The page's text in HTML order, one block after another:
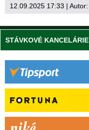
12.09.2025 17:33 | Autor:
STÁVKOVÉ KANCELÁRIE